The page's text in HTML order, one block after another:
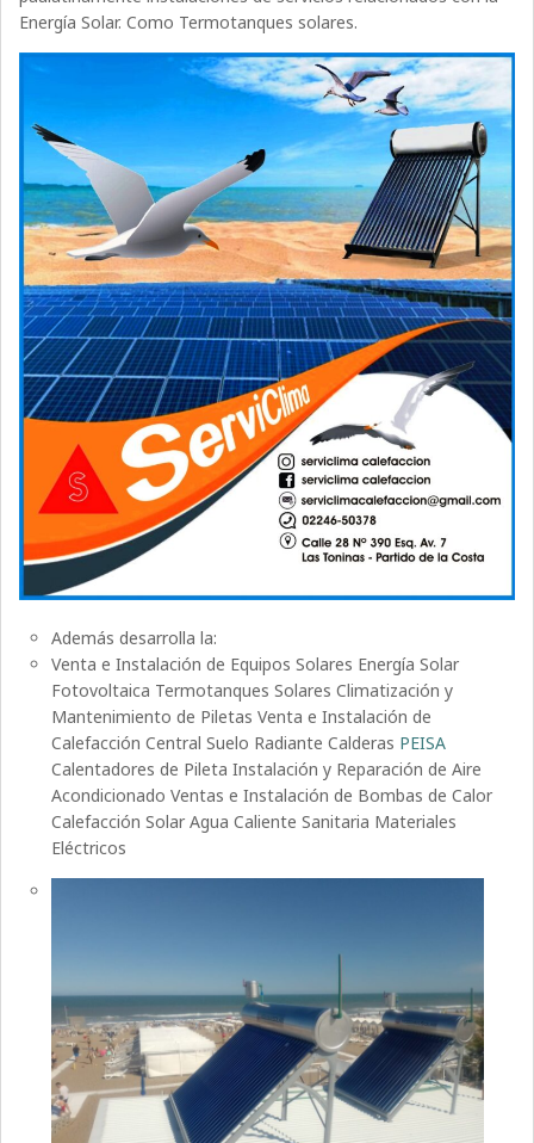
Energía Solar. Como Termotanques solares.
Además desarrolla la:
Venta e Instalación de Equipos Solares Energía Solar
Fotovoltaica Termotanques Solares Climatización y
Mantenimiento de Piletas Venta e Instalación de
Calefacción Central Suelo Radiante Calderas PEISA
Calentadores de Pileta Instalación y Reparación de Aire
Acondicionado Ventas e Instalación de Bombas de Calor
Calefacción Solar Agua Caliente Sanitaria Materiales
Eléctricos